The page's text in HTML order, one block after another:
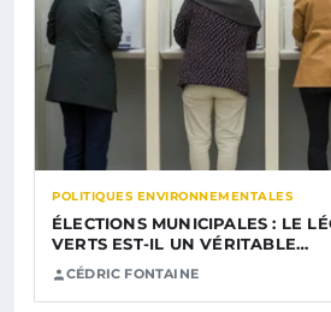
POLITIQUES ENVIRONNEMENTALES
ÉLECTIONS MUNICIPALES : LE
VERTS EST-IL UN VÉRITABLE…
CÉDRIC FONTAINE